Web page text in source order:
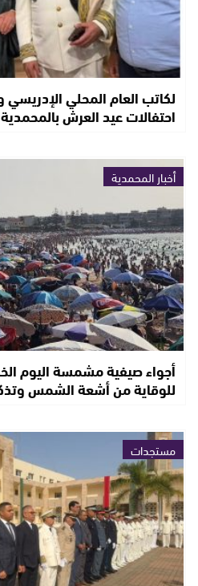
لكاتب العام المحلي
احتفالات عيد العرش بالمحمدية
أخبار المحمدية
أجواء صيفية مشمسة اليوم
للوقاية من أشعة الشمس
مستجدات